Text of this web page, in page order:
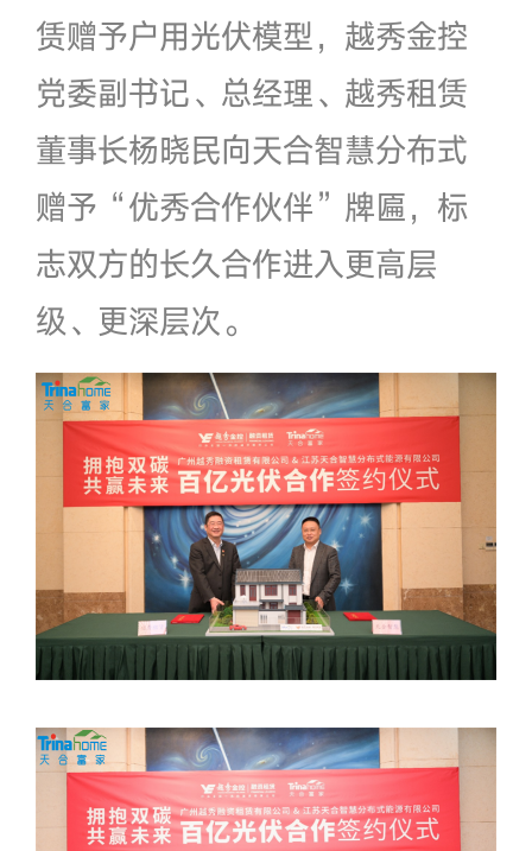
赁赠予户用光伏模型，越秀金控
党委副书记、总经理、越秀租赁
董事长杨晓民向天合智慧分布式
赠予“优秀合作伙伴”牌匾，标
志双方的长久合作进入更高层
级、更深层次。